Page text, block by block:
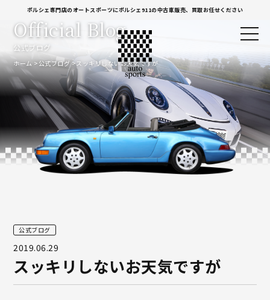
ポルシェ専門店のオートスポーツにポルシェ911の中古車販売、買取お任せください
公式ブログ
Official Blog
ホーム 公式ブログ スッキリしないお天気ですが
公式ブログ
2019.06.29
スッキリしないお天気ですが